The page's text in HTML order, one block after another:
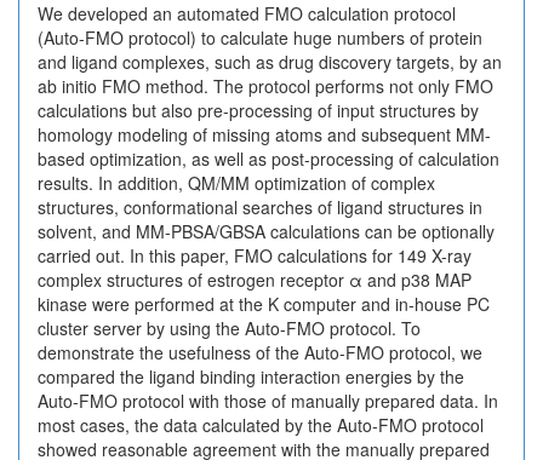
We developed an automated FMO calculation protocol
(Auto-FMO protocol) to calculate huge numbers of protein
and ligand complexes, such as drug discovery targets, by an
ab initio FMO method. The protocol performs not only FMO
calculations but also pre-processing of input structures by
homology modeling of missing atoms and subsequent MM-
based optimization, as well as post-processing of calculation
results. In addition, QM/MM optimization of complex
structures, conformational searches of ligand structures in
solvent, and MM-PBSA/GBSA calculations can be optionally
carried out. In this paper, FMO calculations for 149 X-ray
complex structures of estrogen receptor α and p38 MAP
kinase were performed at the K computer and in-house PC
cluster server by using the Auto-FMO protocol. To
demonstrate the usefulness of the Auto-FMO protocol, we
compared the ligand binding interaction energies by the
Auto-FMO protocol with those of manually prepared data. In
most cases, the data calculated by the Auto-FMO protocol
showed reasonable agreement with the manually prepared